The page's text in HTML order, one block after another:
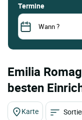
termine
Emilia
besten
Karte